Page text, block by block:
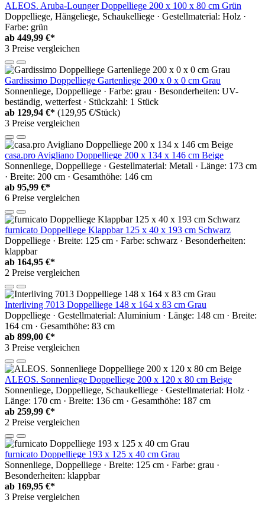
ALEOS. Aruba-Lounger Doppelliege 200 x 100 x 80 cm Grün
Doppelliege, Hängeliege, Schaukelliege · Gestellmaterial: Holz ·
Farbe: grün
ab 449,99 €*
3 Preise vergleichen
Gardissimo Doppelliege Gartenliege 200 x 0 x 0 cm Grau
Sonnenliege, Doppelliege · Farbe: grau · Besonderheiten: UV-
beständig, wetterfest · Stückzahl: 1 Stück
ab 129,94 €* (129,95 €/Stück)
3 Preise vergleichen
casa.pro Avigliano Doppelliege 200 x 134 x 146 cm Beige
Sonnenliege, Doppelliege · Gestellmaterial: Metall · Länge: 173 cm
· Breite: 200 cm · Gesamthöhe: 146 cm
ab 95,99 €*
6 Preise vergleichen
furnicato Doppelliege Klappbar 125 x 40 x 193 cm Schwarz
Doppelliege · Breite: 125 cm · Farbe: schwarz · Besonderheiten:
klappbar
ab 164,95 €*
2 Preise vergleichen
Interliving 7013 Doppelliege 148 x 164 x 83 cm Grau
Doppelliege · Gestellmaterial: Aluminium · Länge: 148 cm · Breite:
164 cm · Gesamthöhe: 83 cm
ab 899,00 €*
3 Preise vergleichen
ALEOS. Sonnenliege Doppelliege 200 x 120 x 80 cm Beige
Sonnenliege, Doppelliege, Schaukelliege · Gestellmaterial: Holz ·
Länge: 170 cm · Breite: 136 cm · Gesamthöhe: 187 cm
ab 259,99 €*
2 Preise vergleichen
furnicato Doppelliege 193 x 125 x 40 cm Grau
Sonnenliege, Doppelliege · Breite: 125 cm · Farbe: grau ·
Besonderheiten: klappbar
ab 169,95 €*
3 Preise vergleichen